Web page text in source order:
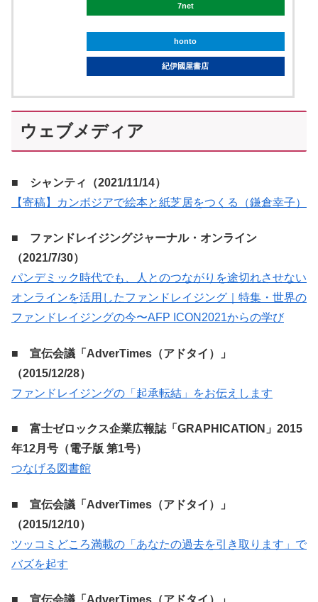
7net
honto
紀伊國屋書店
ウェブメディア
■ シャンティ（2021/11/14）
【寄稿】カンボジアで絵本と紙芝居をつくる（鎌倉幸子）
■ ファンドレイジングジャーナル・オンライン
（2021/7/30）
パンデミック時代でも、人とのつながりを途切れさせない
オンラインを活用したファンドレイジング｜特集・世界の
ファンドレイジングの今〜AFP ICON2021からの学び
■ 宣伝会議「AdverTimes（アドタイ）」
（2015/12/28）
ファンドレイジングの「起承転結」をお伝えします
■ 富士ゼロックス企業広報誌「GRAPHICATION」2015
年12月号（電子版 第1号）
つなげる図書館
■ 宣伝会議「AdverTimes（アドタイ）」
（2015/12/10）
ツッコミどころ満載の「あなたの過去を引き取ります」で
バズを起す
■ 宣伝会議「AdverTimes（アドタイ）」